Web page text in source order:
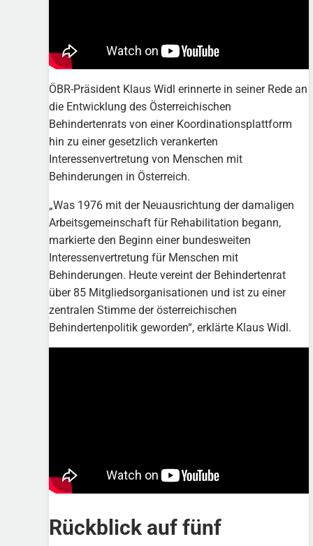
ÖBR-Präsident Klaus Widl erinnerte in seiner Rede an
die Entwicklung des Österreichischen
Behindertenrats von einer Koordinationsplattform
hin zu einer gesetzlich verankerten
Interessenvertretung von Menschen mit
Behinderungen in Österreich.
„Was 1976 mit der Neuausrichtung der damaligen
Arbeitsgemeinschaft für Rehabilitation begann,
markierte den Beginn einer bundesweiten
Interessenvertretung für Menschen mit
Behinderungen. Heute vereint der Behindertenrat
über 85 Mitgliedsorganisationen und ist zu einer
zentralen Stimme der österreichischen
Behindertenpolitik geworden“, erklärte Klaus Widl.
Rückblick auf fünf